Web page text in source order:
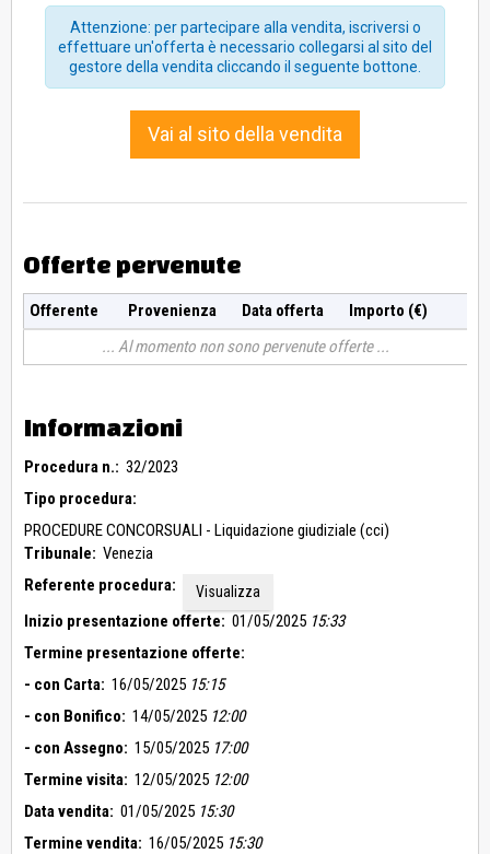
Attenzione: per partecipare alla vendita, iscriversi o
effettuare un'offerta è necessario collegarsi al sito del
gestore della vendita cliccando il seguente bottone.
Vai al sito della vendita
Offerte pervenute
Offerente Provenienza Data offerta
Importo (€)
Al momento non sono pervenute offerte
Informazioni
Procedura n.: 32/2023
Tipo procedura:
PROCEDURE CONCORSUALI - Liquidazione giudiziale (cci)
Tribunale: Venezia
Referente procedura:
Visualizza
Inizio presentazione offerte: 01/05/2025 15:33
Termine presentazione offerte:
- con Carta: 16/05/2025 15:15
- con Bonifico: 14/05/2025 12:00
- con Assegno: 15/05/2025 17:00
Termine visita: 12/05/2025 12:00
Data vendita: 01/05/2025 15:30
Termine vendita: 16/05/2025 15:30